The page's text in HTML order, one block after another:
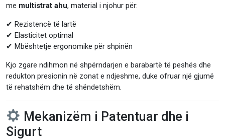
me multistrat ahu, material i njohur për:
✔ Rezistencë të lartë
✔ Elasticitet optimal
✔ Mbështetje ergonomike për shpinën
Kjo zgare ndihmon në shpërndarjen e barabartë të peshës dhe
redukton presionin në zonat e ndjeshme, duke ofruar një gjumë
të rehatshëm dhe të shëndetshëm.
Mekanizëm i Patentuar dhe i
Sigurt